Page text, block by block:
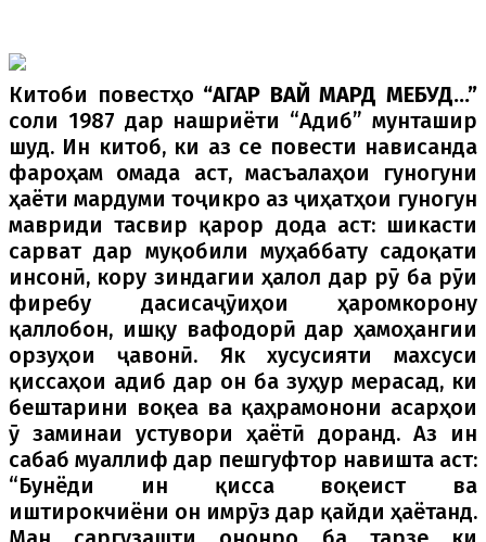
Китоби повестҳо “АГАР ВАЙ МАРД МЕБУД...”
соли 1987 дар нашриёти “Адиб” мунташир
шуд. Ин китоб, ки аз се повести нависанда
фароҳам омада аст, масъалаҳои гуногуни
ҳаёти мардуми тоҷикро аз ҷиҳатҳои гуногун
мавриди тасвир қарор дода аст: шикасти
сарват дар муқобили муҳаббату садоқати
инсонӣ, кору зиндагии ҳалол дар рӯ ба рӯи
фиребу дасисаҷӯиҳои ҳаромкорону
қаллобон, ишқу вафодорӣ дар ҳамоҳангии
орзуҳои ҷавонӣ. Як хусусияти махсуси
қиссаҳои адиб дар он ба зуҳур мерасад, ки
бештарини воқеа ва қаҳрамонони асарҳои
ӯ заминаи устувори ҳаётӣ доранд. Аз ин
сабаб муаллиф дар пешгуфтор навишта аст:
“Бунёди ин қисса воқеист ва
иштирокчиёни он имрӯз дар қайди ҳаётанд.